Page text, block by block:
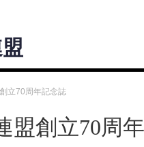
立70周年記念誌
盟創立70周